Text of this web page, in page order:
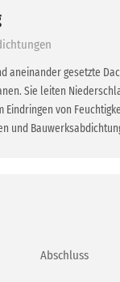
aneinander gesetzte
Sie leiten
Eindringen von
und